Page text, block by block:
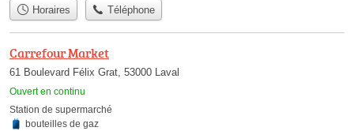
Horaires Téléphone
Carrefour Market
61 Boulevard Félix Grat, 53000 Laval
Ouvert en continu
Station de supermarché
bouteilles de gaz